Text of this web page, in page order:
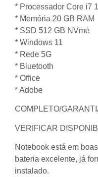
* Processador Core i7
* Memória 20 GB RAM
* SSD 512 GB NVme
* Windows 11
* Rede 5G
* Bluetooth
* Office
* Adobe
COMPLETO/
VERIFICAR
Notebook está em
bateria excelente, já
instalado.